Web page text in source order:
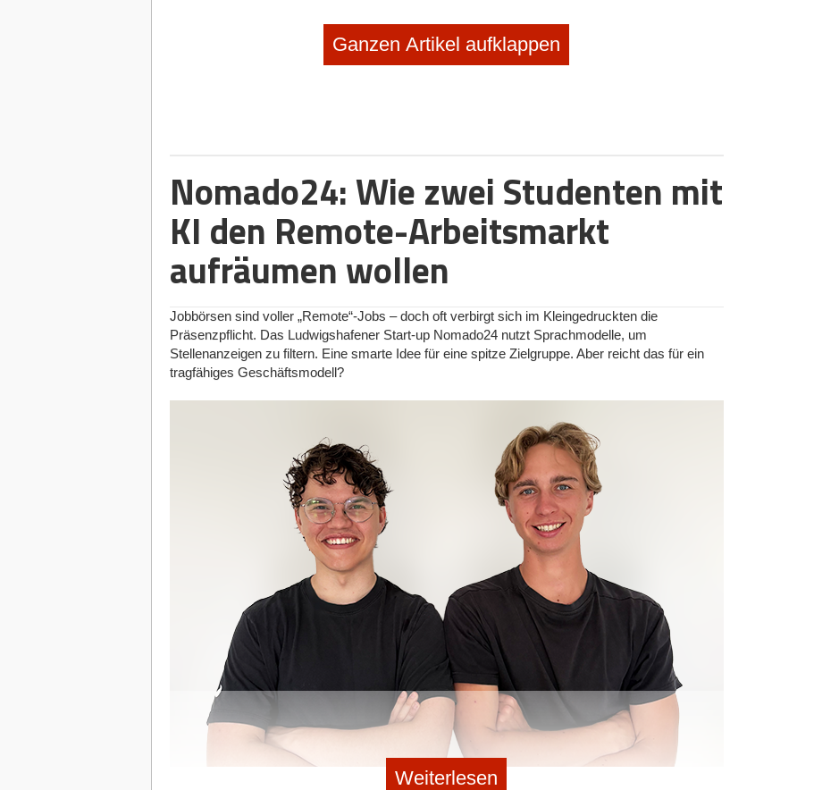
Ganzen Artikel aufklappen
Nomado24: Wie zwei Studenten mit
KI den Remote-Arbeitsmarkt
aufräumen wollen
Jobbörsen sind voller „Remote“-Jobs – doch oft verbirgt sich im Kleingedruckten die
Präsenzpflicht. Das Ludwigshafener Start-up Nomado24 nutzt Sprachmodelle, um
Stellenanzeigen zu filtern. Eine smarte Idee für eine spitze Zielgruppe. Aber reicht das für ein
tragfähiges Geschäftsmodell?
Nomado24-Gründer Anton Petuchow und Lars Schreiner © Nomado24
Weiterlesen